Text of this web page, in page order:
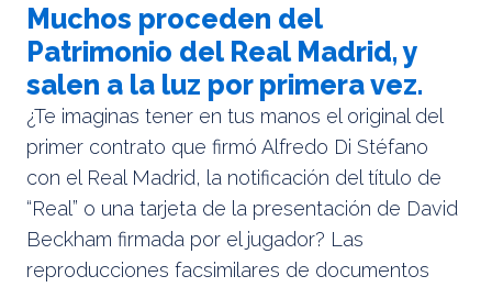
Muchos proceden del
Patrimonio del Real Madrid, y
salen a la luz por primera vez.
¿Te imaginas tener en tus manos el original del
primer contrato que firmó Alfredo Di Stéfano
con el Real Madrid, la notificación del título de
“Real” o una tarjeta de la presentación de David
Beckham firmada por el jugador? Las
reproducciones facsimilares de documentos